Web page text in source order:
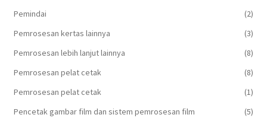
Pemindai
(2)
Pemrosesan kertas lainnya
(3)
Pemrosesan lebih lanjut lainnya
(8)
Pemrosesan pelat cetak
(8)
Pemrosesan pelat cetak
(1)
Pencetak gambar film dan sistem pemrosesan film
(5)